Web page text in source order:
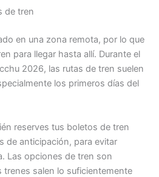
de tren
en una zona remota, por lo que
para llegar hasta allí. Durante el
2026, las rutas de tren suelen
los primeros días del
reserves tus boletos de tren
de anticipación, para evitar
Las opciones de tren son
trenes salen lo suficientemente